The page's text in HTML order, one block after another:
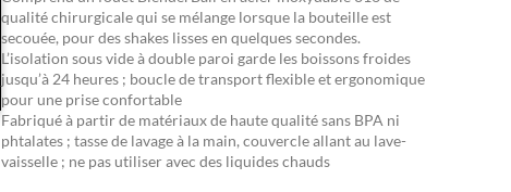
qualité chirurgicale qui se mélange lorsque la bouteille est
secouée, pour des shakes lisses en quelques secondes.
L’isolation sous vide à double paroi garde les boissons froides
jusqu’à 24 heures ; boucle de transport flexible et ergonomique
pour une prise confortable
Fabriqué à partir de matériaux de haute qualité sans BPA ni
phtalates ; tasse de lavage à la main, couvercle allant au lave-
vaisselle ; ne pas utiliser avec des liquides chauds